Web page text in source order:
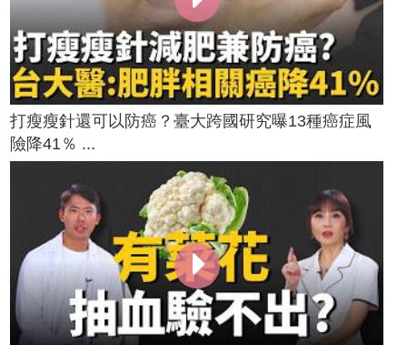
打瘦瘦針還可以防癌？臺大跨國研究曝13種癌症風
險降41％ ...